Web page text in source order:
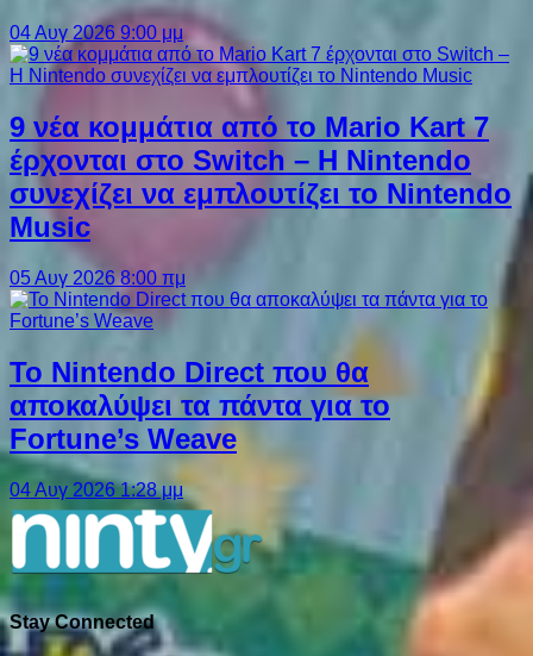
04 Αυγ 2026 9:00 μμ
9 νέα κομμάτια από το Mario Kart 7
έρχονται στο Switch – Η Nintendo
συνεχίζει να εμπλουτίζει το Nintendo
Music
05 Αυγ 2026 8:00 πμ
Το Nintendo Direct που θα
αποκαλύψει τα πάντα για το
Fortune’s Weave
04 Αυγ 2026 1:28 μμ
Stay Connected